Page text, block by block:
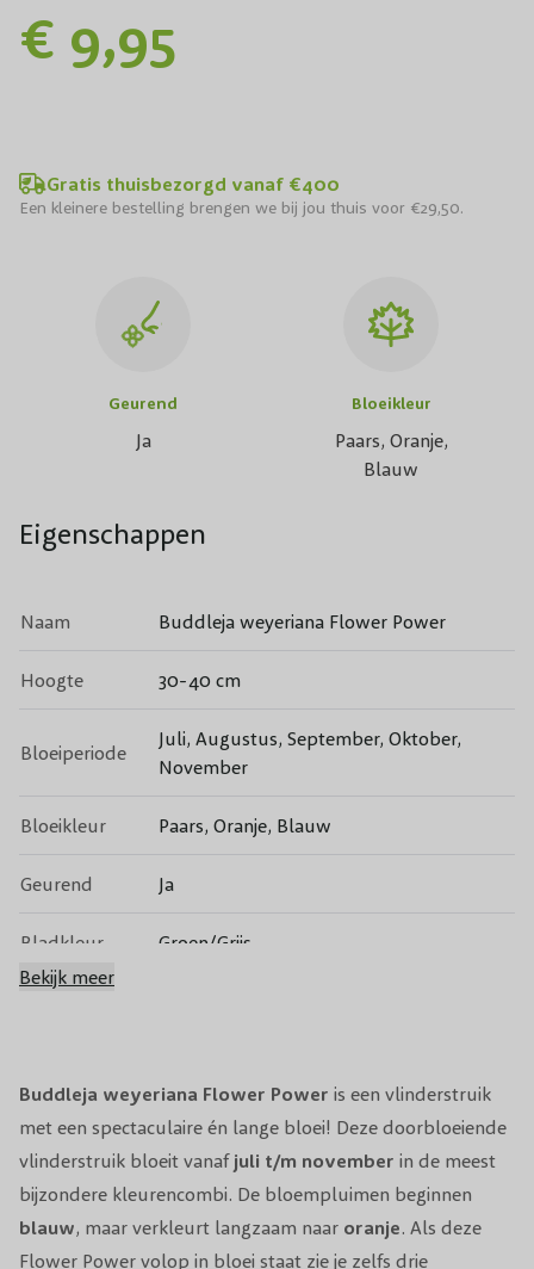
€ 9,95
Gratis thuisbezorgd vanaf €400
Een kleinere bestelling brengen we bij jou thuis voor €29,50.
Buddleja weyeriana Flower Power is een vlinderstruik
met een spectaculaire én lange bloei! Deze doorbloeiende
vlinderstruik bloeit vanaf juli t/m november in de meest
bijzondere kleurencombi. De bloempluimen beginnen
blauw, maar verkleurt langzaam naar oranje. Als deze
Flower Power volop in bloei staat zie je zelfs drie
Geurend
Ja
Bloeikleur
Paars, Oranje,
Blauw
Eigenschappen
Naam Buddleja weyeriana Flower Power
Hoogte 30-40 cm
Bloeiperiode
Juli, Augustus, September, Oktober,
November
Bloeikleur Paars, Oranje, Blauw
Geurend Ja
Bladkleur Groen/Grijs
Volwassen
250 cm
Snoeiperiode Voorjaar
Standplaats Zon
Bekijk meer